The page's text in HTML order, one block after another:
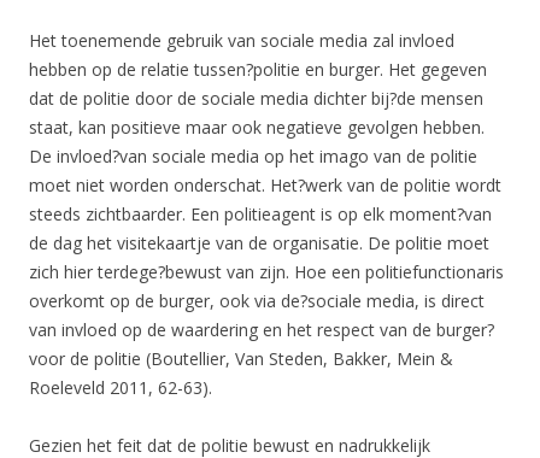
Het toenemende gebruik van sociale media zal invloed
hebben op de relatie tussen?politie en burger. Het gegeven
dat de politie door de sociale media dichter bij?de mensen
staat, kan positieve maar ook negatieve gevolgen hebben.
De invloed?van sociale media op het imago van de politie
moet niet worden onderschat. Het?werk van de politie wordt
steeds zichtbaarder. Een politieagent is op elk moment?van
de dag het visitekaartje van de organisatie. De politie moet
zich hier terdege?bewust van zijn. Hoe een politiefunctionaris
overkomt op de burger, ook via de?sociale media, is direct
van invloed op de waardering en het respect van de burger?
voor de politie (Boutellier, Van Steden, Bakker, Mein &
Roeleveld 2011, 62-63).
Gezien het feit dat de politie bewust en nadrukkelijk